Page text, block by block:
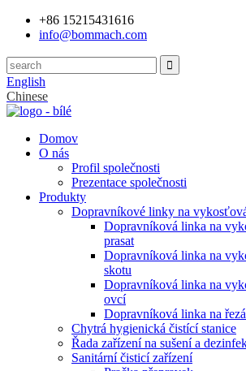
+86 15215431616
info@bommach.com
English
Chinese
Domov
O nás
Profil společnosti
Prezentace společnosti
Produkty
Dopravníkové linky na
Dopravníková linka na
prasat
Dopravníková linka na
skotu
Dopravníková linka na
ovcí
Dopravníková linka na
Chytrá hygienická čistící stanice
Řada zařízení na sušení a
Sanitární čisticí zařízení